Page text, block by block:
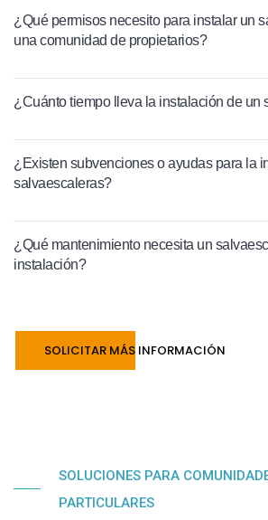
¿Qué permisos necesito para instalar un
una comunidad de propietarios?
¿Cuánto tiempo lleva la instalación de un
¿Existen subvenciones o ayudas para la
salvaescaleras?
¿Qué mantenimiento necesita un
instalación?
SOLICITAR MÁS INFORMACIÓN
SOLUCIONES PARA
PARTICULARES